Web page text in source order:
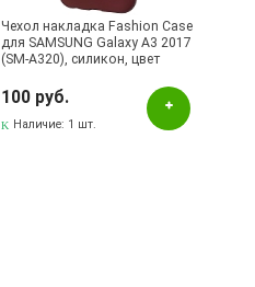
Чехол накладка Fashion Case
для SAMSUNG Galaxy A3 2017
(SM-A320), силикон, цвет
100 руб.
Наличие: 1 шт.